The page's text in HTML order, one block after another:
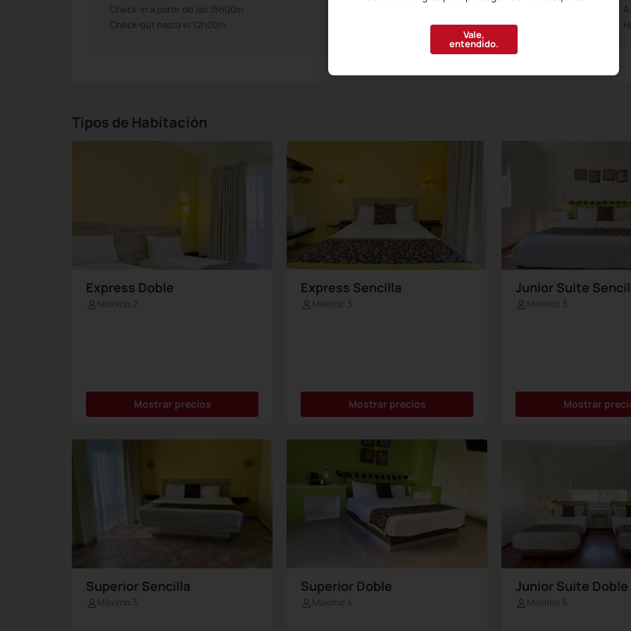
Vale,
entendido.
Check-in a partir de las 15h00m
Check-out hasta el 12h00m
Hasta las 23h30m
Tipos de Habitación
Express Doble
Máximo 2
Mostrar precios
Express Sencilla
Máximo 3
Mostrar precios
Junior Suite
Máximo 3
Mostrar
Superior Sencilla
Máximo 3
Superior Doble
Máximo 4
Junior Suite Doble
Máximo 5